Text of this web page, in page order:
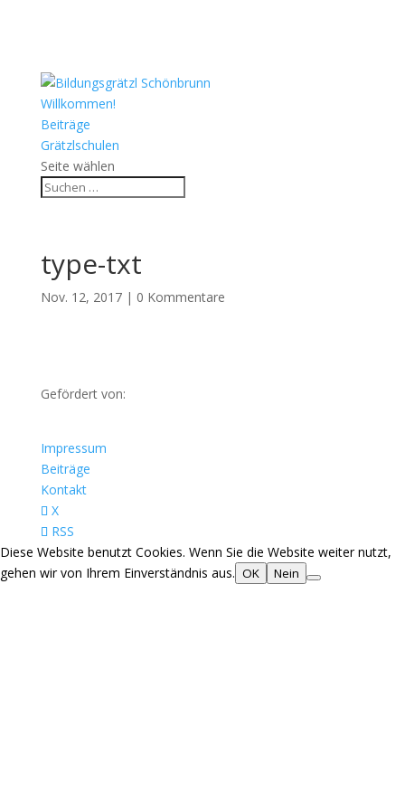
Willkommen!
Beiträge
Grätzlschulen
Seite wählen
type-txt
Nov. 12, 2017| 0 Kommentare
Gefördert von:
Impressum
Beiträge
Kontakt
X
RSS
Diese Website benutzt Cookies. Wenn Sie die Website weiter nutzt,
gehen wir von Ihrem Einverständnis aus. OK Nein